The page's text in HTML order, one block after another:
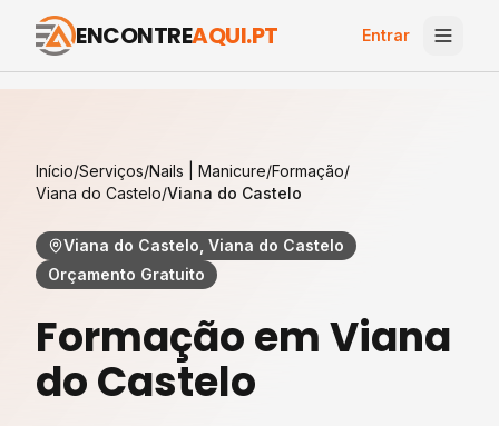
ENCONTREAQUI.PT Entrar
Início/Serviços/Nails | Manicure/Formação/
Viana do Castelo/Viana do Castelo
Viana do Castelo, Viana do Castelo
Orçamento Gratuito
FormaçãoemViana
do Castelo